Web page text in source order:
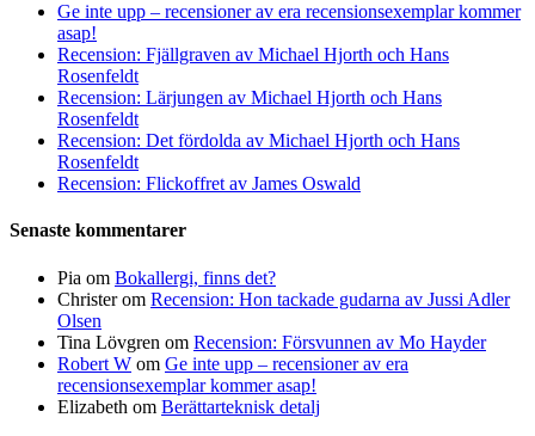
Ge inte upp – recensioner av era recensionsexemplar kommer
asap!
Recension: Fjällgraven av Michael Hjorth och Hans
Rosenfeldt
Recension: Lärjungen av Michael Hjorth och Hans
Rosenfeldt
Recension: Det fördolda av Michael Hjorth och Hans
Rosenfeldt
Recension: Flickoffret av James Oswald
Senaste kommentarer
Pia om Bokallergi, finns det?
Christerom Recension: Hon tackade gudarna av Jussi Adler
Olsen
Tina Lövgren om Recension: Försvunnen av Mo Hayder
Robert W om Ge inte upp – recensioner av era
recensionsexemplar kommer asap!
Elizabeth om Berättarteknisk detalj